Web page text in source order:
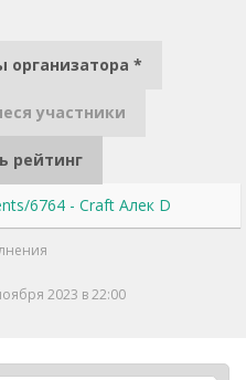
организатора *
участники
рейтинг
6764 - Craft Алек D
2023 в 22:00